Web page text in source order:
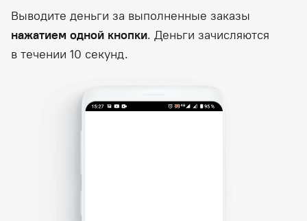
Выводите деньги за выполненные заказы
нажатием одной кнопки. Деньги зачисляются
в течении 10 секунд.